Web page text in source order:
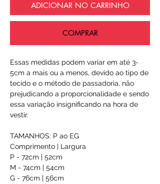
ADICIONAR NO CARRINHO
COMPRAR
Essas medidas podem variar em até 3-
5cm a mais ou a menos, devido ao tipo de
tecido e o método de passadoria, não
prejudicando a proporcionalidade e sendo
essa variação insignificando na hora de
vestir.
TAMANHOS: P ao EG
Comprimento | Largura
P - 72cm | 52cm
M - 74cm | 54cm
G - 76cm | 56cm